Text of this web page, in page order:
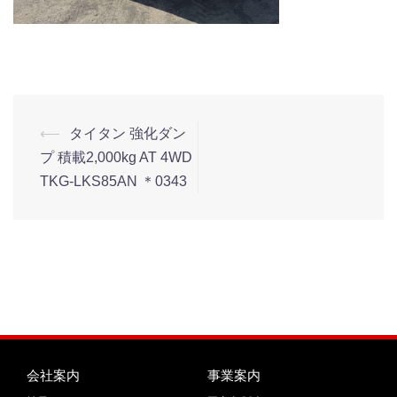
⟵
タイタン 強化ダン
プ 積載2,000kg AT 4WD
TKG-LKS85AN ＊0343
会社案内 事業案内